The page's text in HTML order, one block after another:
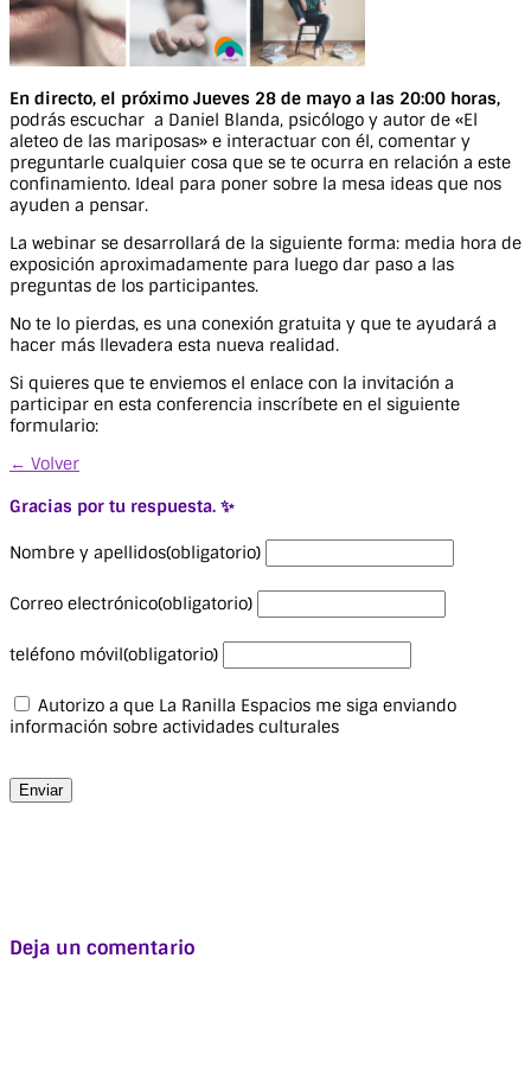
En directo, el próximo Jueves 28 de mayo a las 20:00 horas,
podrás escuchar a Daniel Blanda, psicólogo y autor de «El
aleteo de las mariposas» e interactuar con él, comentar y
preguntarle cualquier cosa que se te ocurra en relación a este
confinamiento. Ideal para poner sobre la mesa ideas que nos
ayuden a pensar.
La webinar se desarrollará de la siguiente forma: media hora de
exposición aproximadamente para luego dar paso a las
preguntas de los participantes.
No te lo pierdas, es una conexión gratuita y que te ayudará a
hacer más llevadera esta nueva realidad.
Si quieres que te enviemos el enlace con la invitación a
participar en esta conferencia inscríbete en el siguiente
formulario:
← Volver
Gracias por tu respuesta. ✨
Nombre y apellidos(obligatorio)
Correo electrónico(obligatorio)
teléfono móvil(obligatorio)
Autorizo a que La Ranilla Espacios me siga enviando
información sobre actividades culturales
Enviar
Deja un comentario